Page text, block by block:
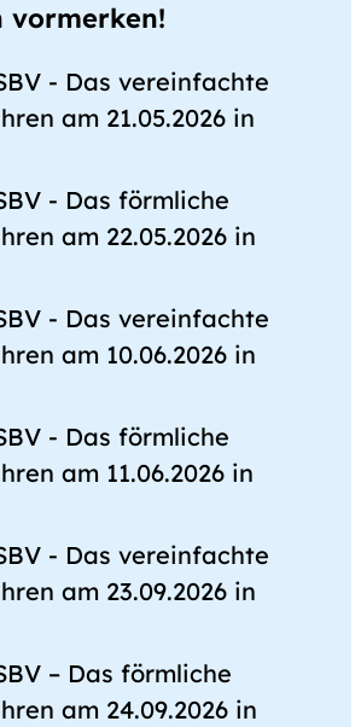
vormerken!
- Das vereinfachte
am 21.05.2026 in
- Das förmliche
am 22.05.2026 in
- Das vereinfachte
am 10.06.2026 in
- Das förmliche
am 11.06.2026 in
- Das vereinfachte
am 23.09.2026 in
– Das förmliche
am 24.09.2026 in